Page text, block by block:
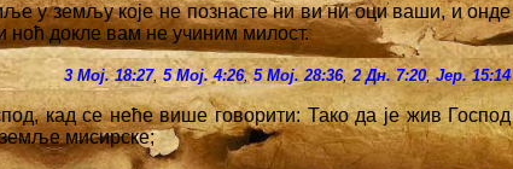
у земљу које не познасте ни ви ни оци ваши, и онде
ноћ докле вам не учиним милост.
3 Мој. 18:27,5 Мој. 4:26,5 Мој. 28:36,2 Дн. 7:20,Јер. 15:14
кад се неће више говорити: Тако да је жив Господ
мисирске;